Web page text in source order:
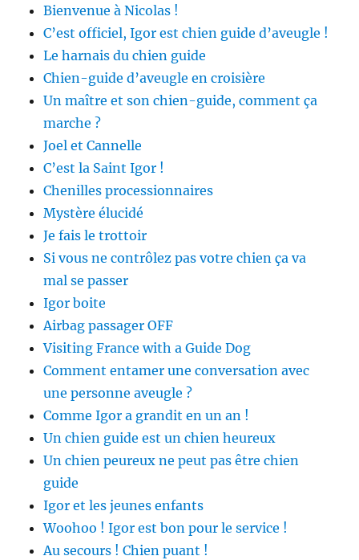
Bienvenue à Nicolas !
C’est officiel, Igor est chien guide d’aveugle !
Le harnais du chien guide
Chien-guide d’aveugle en croisière
Un maître et son chien-guide, comment ça
marche ?
Joel et Cannelle
C’est la Saint Igor !
Chenilles processionnaires
Mystère élucidé
Je fais le trottoir
Si vous ne contrôlez pas votre chien ça va
mal se passer
Igor boite
Airbag passager OFF
Visiting France with a Guide Dog
Comment entamer une conversation avec
une personne aveugle ?
Comme Igor a grandit en un an !
Un chien guide est un chien heureux
Un chien peureux ne peut pas être chien
guide
Igor et les jeunes enfants
Woohoo ! Igor est bon pour le service !
Au secours ! Chien puant !